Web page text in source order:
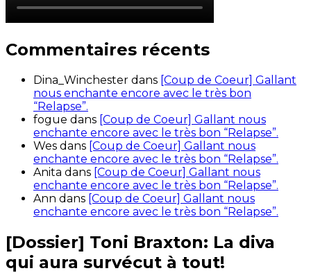
Commentaires récents
Dina_Winchester dans [Coup de Coeur] Gallant
nous enchante encore avec le très bon
“Relapse”.
fogue dans [Coup de Coeur] Gallant nous
enchante encore avec le très bon “Relapse”.
Wes dans [Coup de Coeur] Gallant nous
enchante encore avec le très bon “Relapse”.
Anita dans [Coup de Coeur] Gallant nous
enchante encore avec le très bon “Relapse”.
Ann dans [Coup de Coeur] Gallant nous
enchante encore avec le très bon “Relapse”.
[Dossier] Toni Braxton: La diva
qui aura survécut à tout!